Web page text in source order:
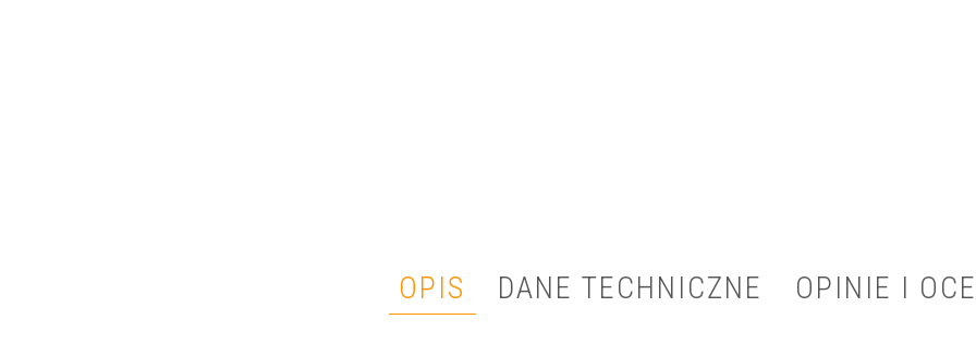
OPIS DANE TECHNICZNE OPINIE I